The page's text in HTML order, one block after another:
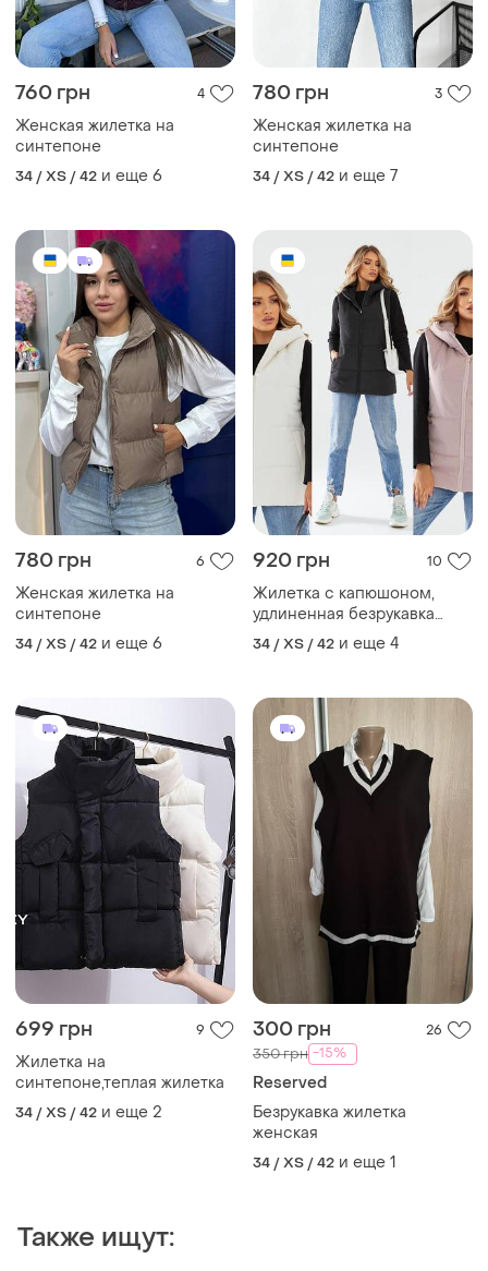
760 грн 4
Женская жилетка на
синтепоне
34 / XS / 42 и еще 6
780 грн 3
Женская жилетка на
синтепоне
34 / XS / 42 и еще 7
780 грн 6
Женская жилетка на
синтепоне
34 / XS / 42 и еще 6
920 грн 10
Жилетка с капюшоном,
удлиненная безрукавка
женская с плащевки на
синтепоне
34 / XS / 42 и еще 4
699 грн 9
Жилетка на
синтепоне,теплая жилетка
34 / XS / 42 и еще 2
300 грн 26
350 грн -15%
Reserved
Безрукавка жилетка
женская
34 / XS / 42 и еще 1
Также ищут: